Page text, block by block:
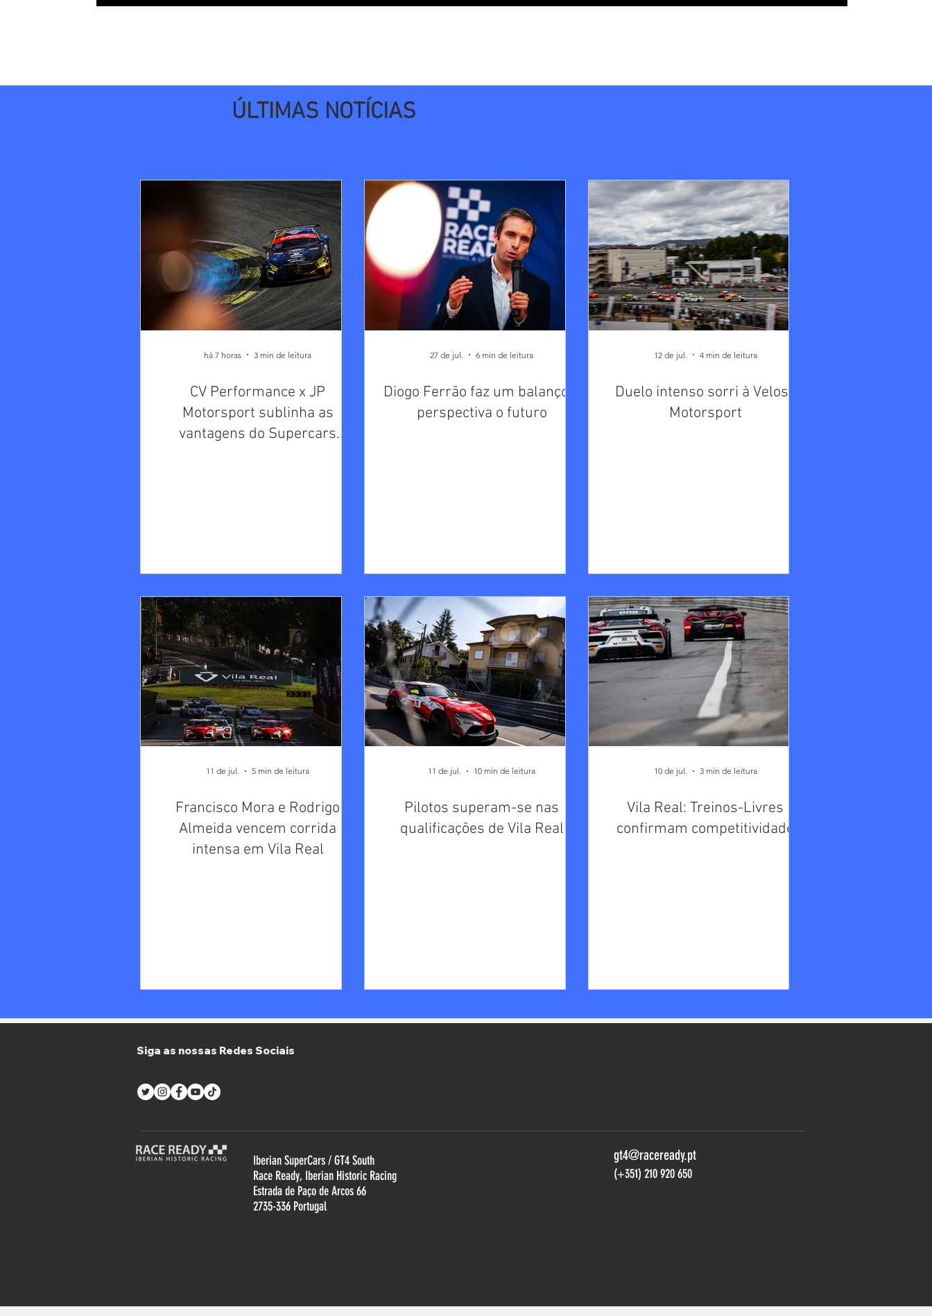
ÚLTIMAS NOTÍCIAS
CV Performance x JP
Motorsport sublinha as
vantagens do Supercars
há 7 horas 3 min de leitura
Diogo Ferrão faz um balanço e
perspectiva o futuro
27 de jul. 6 min de leitura
Duelo intenso sorri à Veloso
Motorsport
12 de jul. 4 min de leitura
Francisco Mora e Rodrigo
Almeida vencem corrida
intensa em Vila Real
11 de jul. 5 min de leitura
Pilotos superam-se nas
qualificações de Vila Real
11 de jul. 10 min de leitura
Vila Real: Treinos-Livres
confirmam competitividade
10 de jul. 3 min de leitura
Siga as nossas Redes Sociais
Iberian SuperCars / GT4 South
Race Ready, Iberian Historic Racing
Estrada de Paço de Arcos 66
2735-336 Portugal
gt4@raceready.pt
(+351) 210 920 650